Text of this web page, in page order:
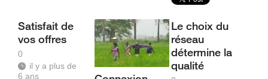
Satisfait de
vos offres
0
il y a plus de
6 ans
Le choix du
réseau
détermine la
qualité